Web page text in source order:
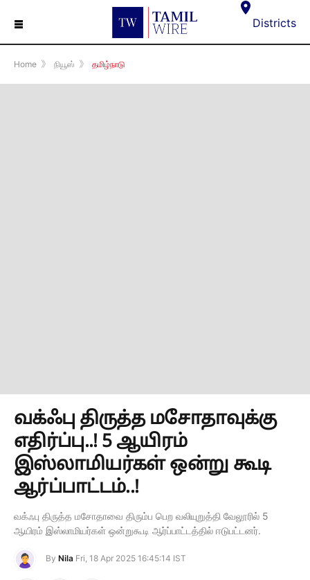
☰ Districts
Home 》 நியூஸ் 》 தமிழ்நாடு
வக்ஃபு திருத்த மசோதாவுக்கு
எதிர்ப்பு..! 5 ஆயிரம்
இஸ்லாமியர்கள் ஒன்று கூடி
ஆர்ப்பாட்டம்..!
வக்ஃபு திருத்த மசோதாவை திரும்ப பெற வலியுறுத்தி வேலூரில் 5
ஆயிரம் இஸ்லாமியர்கள் ஒன்றுகூடி ஆர்ப்பாட்டத்தில் ஈடுபட்டனர்.
By Nila Fri, 18 Apr 2025 16:45:14 IST